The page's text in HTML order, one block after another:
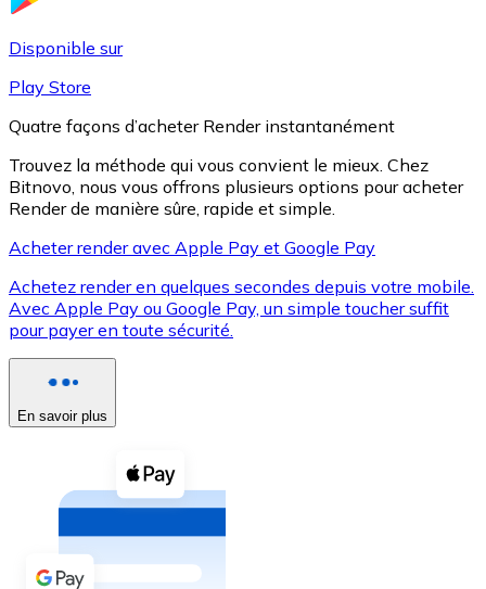
XRP
XRP
Voir toutes
Coupons crypto
Achetez des cryptomonnaies en espèces et d'autres
Acheter avec espèces
Virement SEPA
Disponible sur
Play Store
Quatre façons d’acheter Render instantanément
Trouvez la méthode qui vous convient le mieux. Chez
Bitnovo, nous vous offrons plusieurs options pour acheter
Render de manière sûre, rapide et simple.
Acheter render avec Apple Pay et Google Pay
Achetez render en quelques secondes depuis votre mobile.
Avec Apple Pay ou Google Pay, un simple toucher suffit
pour payer en toute sécurité.
En savoir plus